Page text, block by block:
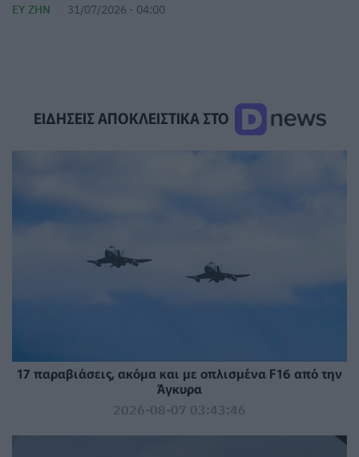
ΕΥ ΖΗΝ 31/07/2026 - 04:00
ΕΙΔΗΣΕΙΣ ΑΠΟΚΛΕΙΣΤΙΚΑ ΣΤΟ
17 παραβιάσεις, ακόμα και με οπλισμένα F16 από την
Άγκυρα
2026-08-07 03:43:46